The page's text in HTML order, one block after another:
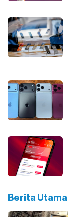
Berita Utama